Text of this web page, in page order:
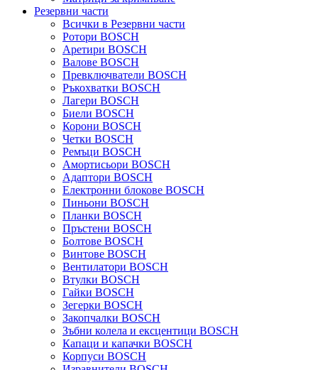
Резервни части
Всички в Резервни части
Ротори BOSCH
Аретири BOSCH
Валове BOSCH
Превключватели BOSCH
Ръкохватки BOSCH
Лагери BOSCH
Биели BOSCH
Корони BOSCH
Четки BOSCH
Ремъци BOSCH
Амортисьори BOSCH
Адаптори BOSCH
Електронни блокове BOSCH
Пиньони BOSCH
Планки BOSCH
Пръстени BOSCH
Болтове BOSCH
Винтове BOSCH
Вентилатори BOSCH
Втулки BOSCH
Гайки BOSCH
Зегерки BOSCH
Закопчалки BOSCH
Зъбни колела и ексцентици BOSCH
Капаци и капачки BOSCH
Корпуси BOSCH